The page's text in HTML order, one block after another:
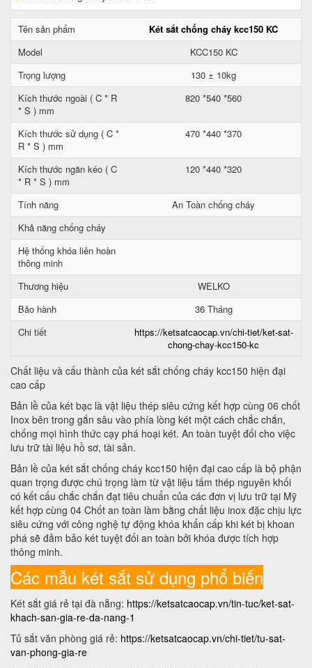
Tên sản phẩm
Két sắt chống cháy kcc150 KC
Model
KCC150 KC
Trọng lượng
130 ± 10kg
Kích thước ngoài ( C * R
* S ) mm
820 *540 *560
Kích thước sử dụng ( C *
R * S ) mm
470 *440 *370
Kích thước ngăn kéo ( C
* R * S ) mm
120 *440 *320
Tính năng
An Toàn chống cháy
Khả năng chống cháy
Hệ thống khóa liên hoàn
thông minh
Thương hiệu
WELKO
Bảo hành
36 Tháng
Chi tiết
https://ketsatcaocap.vn/chi-tiet/ket-sat-
chong-chay-kcc150-kc
Chất liệu và cấu thành của két sắt chống cháy kcc150 hiện đại
cao cấp
Bản lề của két bạc là vật liệu thép siêu cứng kết hợp cùng 06 chốt
Inox bên trong gắn sâu vào phía lòng két một cách chắc chắn,
chống mọi hình thức cạy phá hoại két. An toàn tuyệt đối cho việc
lưu trữ tài liệu hồ sơ, tài sản.
Bản lề của két sắt chống cháy kcc150 hiện đại cao cấp là bộ phận
quan trọng được chú trọng làm từ vật liệu tấm thép nguyên khối
có kết cấu chắc chắn đạt tiêu chuẩn của các đơn vị lưu trữ tại Mỹ
kết hợp cùng 04 Chốt an toàn làm bằng chất liệu inox đặc chịu lực
siêu cứng với công nghệ tự động khóa khẩn cấp khi két bị khoan
phá sẽ đảm bảo két tuyệt đối an toàn bởi khóa được tích hợp
thông minh.
Các mẫu két sắt sử dụng phổ biến
Két sắt giá rẻ tại đà nẵng: https://ketsatcaocap.vn/tin-tuc/ket-sat-
khach-san-gia-re-da-nang-1
Tủ sắt văn phòng giá rẻ: https://ketsatcaocap.vn/chi-tiet/tu-sat-
van-phong-gia-re